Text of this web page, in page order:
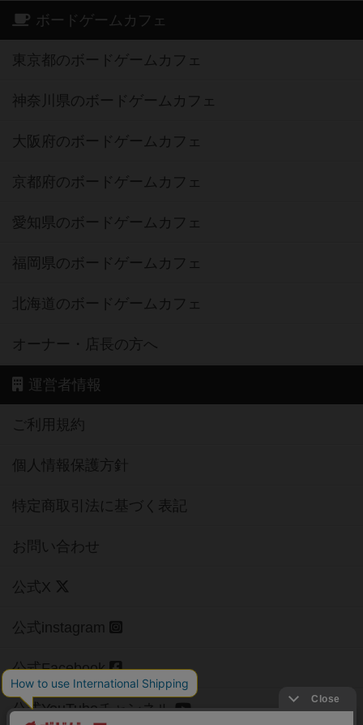
ボードゲームカフェ
東京都のボードゲームカフェ
神奈川県のボードゲームカフェ
大阪府のボードゲームカフェ
京都府のボードゲームカフェ
愛知県のボードゲームカフェ
福岡県のボードゲームカフェ
北海道のボードゲームカフェ
オーナー・店長の方へ
運営者情報
ご利用規約
個人情報保護方針
特定商取引法に基づく表記
お問い合わせ
公式X
公式instagram
公式Facebook
公式YouTubeチャンネル